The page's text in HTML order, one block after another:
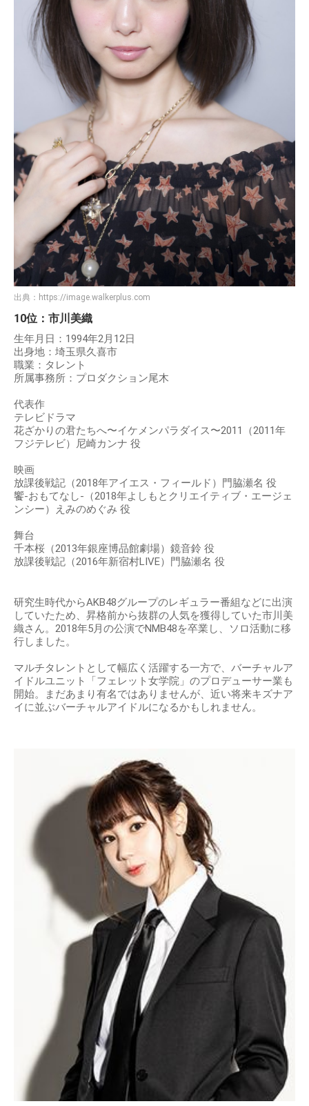
出典： https://image.walkerplus.com
10位：市川美織
生年月日：1994年2月12日
出身地：埼玉県久喜市
職業：タレント
所属事務所：プロダクション尾木
代表作
テレビドラマ
花ざかりの君たちへ〜イケメンパラダイス〜2011（2011年
フジテレビ）尼崎カンナ 役
映画
放課後戦記（2018年アイエス・フィールド）門脇瀬名 役
饗-おもてなし-（2018年よしもとクリエイティブ・エージェ
ンシー）えみのめぐみ 役
舞台
千本桜（2013年銀座博品館劇場）鏡音鈴 役
放課後戦記（2016年新宿村LIVE）門脇瀬名 役
研究生時代からAKB48グループのレギュラー番組などに出演
していたため、昇格前から抜群の人気を獲得していた市川美
織さん。2018年5月の公演でNMB48を卒業し、ソロ活動に移
行しました。
マルチタレントとして幅広く活躍する一方で、バーチャルア
イドルユニット「フェレット女学院」のプロデューサー業も
開始。まだあまり有名ではありませんが、近い将来キズナア
イに並ぶバーチャルアイドルになるかもしれません。